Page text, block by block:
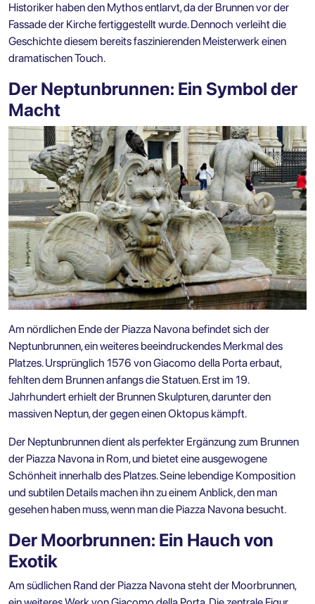
Historiker haben den Mythos entlarvt, da der Brunnen vor der
Fassade der Kirche fertiggestellt wurde. Dennoch verleiht die
Geschichte diesem bereits faszinierenden Meisterwerk einen
dramatischen Touch.
Der Neptunbrunnen: Ein Symbol der
Macht
Am nördlichen Ende der Piazza Navona befindet sich der
Neptunbrunnen, ein weiteres beeindruckendes Merkmal des
Platzes. Ursprünglich 1576 von Giacomo della Porta erbaut,
fehlten dem Brunnen anfangs die Statuen. Erst im 19.
Jahrhundert erhielt der Brunnen Skulpturen, darunter den
massiven Neptun, der gegen einen Oktopus kämpft.
Der Neptunbrunnen dient als perfekter Ergänzung zum Brunnen
der Piazza Navona in Rom, und bietet eine ausgewogene
Schönheit innerhalb des Platzes. Seine lebendige Komposition
und subtilen Details machen ihn zu einem Anblick, den man
gesehen haben muss, wenn mandie Piazza Navona besucht.
Der Moorbrunnen: Ein Hauch von
Exotik
Am südlichen Rand der Piazza Navona steht der Moorbrunnen,